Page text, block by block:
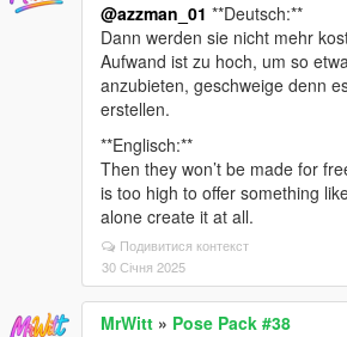
@azzman_01 **Deutsch:**
Dann werden sie nicht mehr
Aufwand ist zu hoch, um so
anzubieten, geschweige denn
erstellen.
**Englisch:**
Then they won’t be made for
is too high to offer something
alone create it at all.
Подивитися контекст
30 Січня 2025
MrWitt » Pose Pack #38